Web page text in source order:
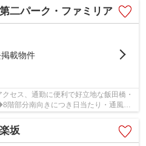
二パーク・ファミリア
載物件
セス、通勤に便利で好立地な飯田橋・
部分南向きにつき日当たり・通風良
です♪
坂